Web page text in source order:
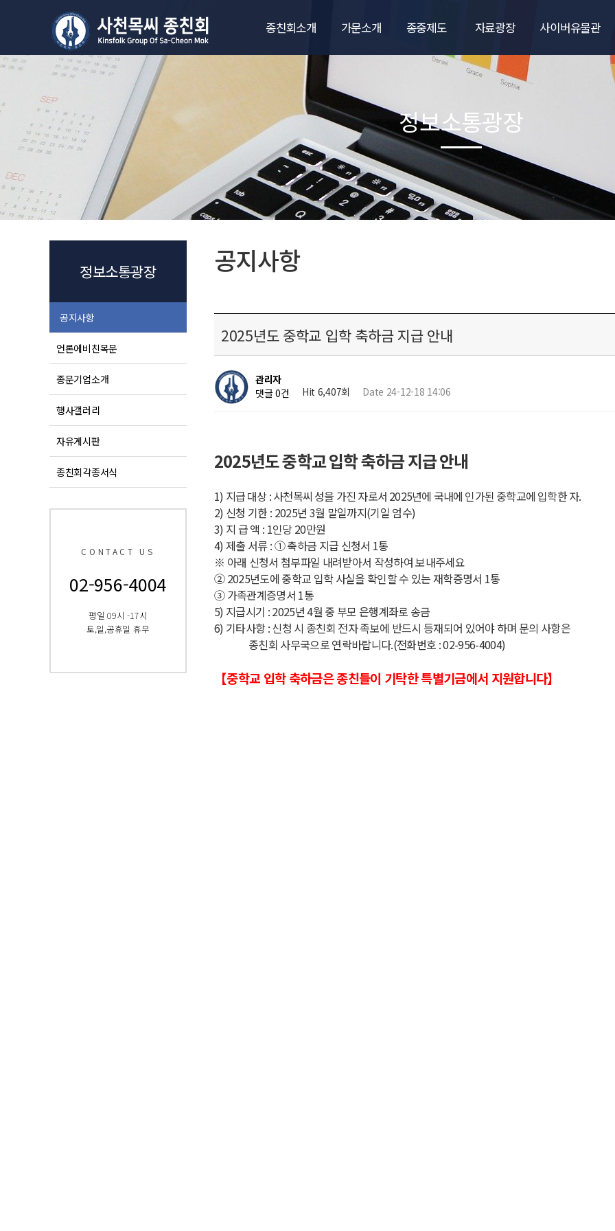
종친회소개
회장인사말
연혁과 역대회장
상징물과 종훈
정관
조직도
찾아오시는길
가문소개
계보도/항렬도
계파소개
선영과 재실
종중제도
출산축하금
중학교입학축하금
청소년캠프
종친회각종서식
자료광장
종보
우리문중이야기
통계사천목씨
사천목씨달력
사이버유물관
정보소통광장
정보소통광장
공지사항
언론에비친목문
종문기업소개
행사갤러리
자유게시판
종친회각종서식
CONTACT US
02-956-4004
평일 09시 -17시
토,일,공휴일 휴무
공지사항
2025년도 중학교 입학 축하금 지급 안내
관리자
댓글 0건
Hit 6,407회 Date 24-12-18 14:06
2025년도 중학교 입학 축하금 지급 안내
1) 지급 대상:사천목씨 성을 가진 자로서 2025년에 국내에 인가된 중학교에 입학한 자.
2) 신청 기한: 2025년 3월 말일까지(기일 엄수)
3) 지 급 액 : 1인당20만원
4)제출 서류:①축하금 지급 신청서 1통
※ 아래 신청서 첨부파일 내려받아서 작성하여 보내주세요
②2025년도에 중학교 입학 사실을 확인할 수 있는 재학증명서 1통
③가족관계증명서 1통
5) 지급시기 : 2025년 4월 중 부모 은행계좌로 송금
6) 기타사항:신청 시 종친회 전자 족보에 반드시 등재되어 있어야 하며 문의 사항은
종친회 사무국으로 연락바랍니다.(전화번호 : 02-956-4004)
【중학교 입학 축하금은 종친들이 기탁한 특별기금에서 지원합니다】